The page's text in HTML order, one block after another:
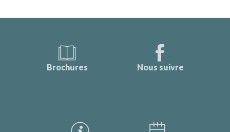
Brochures Nous suivre